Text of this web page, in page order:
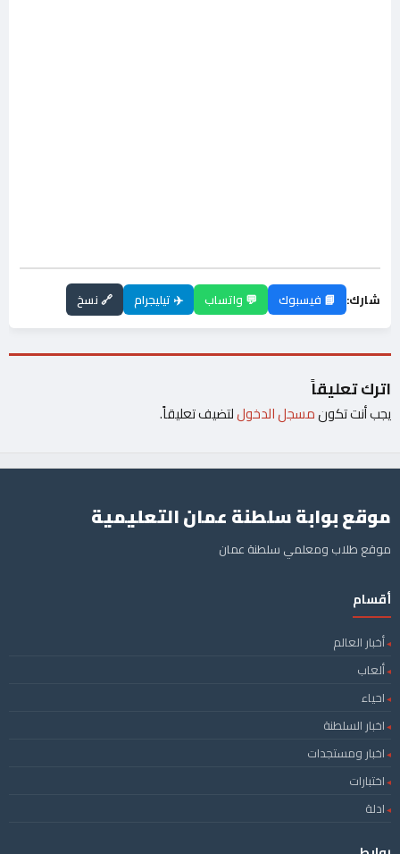
شارك: 📘 فيسبوك 💬 واتساب ✈️ تيليجرام 🔗 نسخ
اترك تعليقاً
يجب أنت تكونمسجل الدخوللتضيف تعليقاً.
موقع بوابة سلطنة عمان التعليمية
موقع طلاب ومعلمي سلطنة عمان
أقسام
أخبار العالم
ألعاب
احياء
اخبار السلطنة
اخبار ومستجدات
اختبارات
ادلة